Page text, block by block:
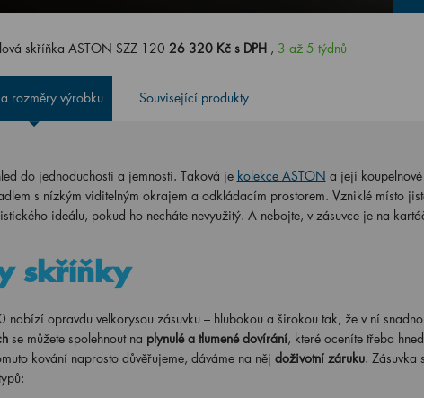
skříňka ASTON SZZ 12026 320 Kč s DPH , 3 až 5 týdnů
rozměry výrobku Související produkty
do jednoduchosti a jemnosti. Taková je kolekce ASTON a její
s nízkým viditelným okrajem a odkládacím prostorem. Vzniklé místo
ideálu, pokud ho necháte nevyužitý. A nebojte, v zásuvce je na
skříňky
opravdu velkorysou zásuvku – hlubokou a širokou tak, že v ní
se můžete spolehnout na plynulé a tlumené dovírání, které oceníte třeba
kování naprosto důvěřujeme, dáváme na něj doživotní záruku. Zásuvka